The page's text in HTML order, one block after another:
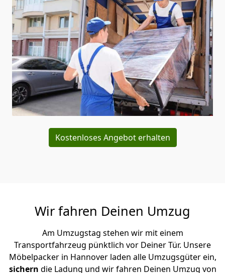
Kostenloses Angebot erhalten
Wir fahren Deinen Umzug
Am Umzugstag stehen wir mit einem
Transportfahrzeug pünktlich vor Deiner Tür. Unsere
Möbelpacker in Hannover laden alle Umzugsgüter ein,
sichern die Ladung und wir fahren Deinen Umzug von